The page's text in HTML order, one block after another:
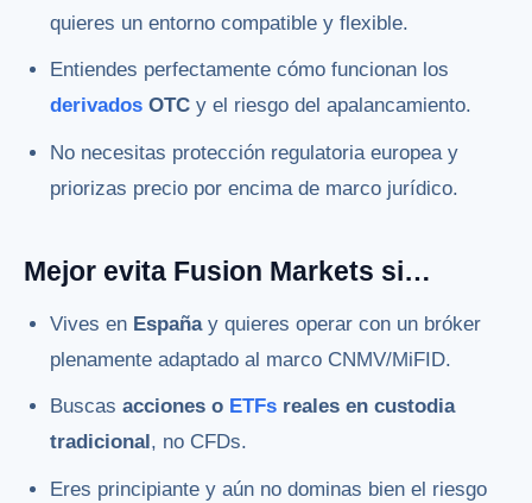
quieres un entorno compatible y flexible.
Entiendes perfectamente cómo funcionan los
derivados OTC y el riesgo del apalancamiento.
No necesitas protección regulatoria europea y
priorizas precio por encima de marco jurídico.
Mejor evita Fusion Markets si…
Vives en Españay quieres operar con un bróker
plenamente adaptado al marco CNMV/MiFID.
Buscasacciones o ETFs reales en custodia
tradicional , no CFDs.
Eres principiante y aún no dominas bien el riesgo